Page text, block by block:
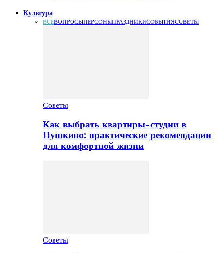
Культура
ВСЕВОПРОСЫПЕРСОНЫПРАЗДНИКИСОБЫТИЯСОВЕТЫ
Советы
Как выбрать квартиры-студии в
Пушкино: практические рекомендации
для комфортной жизни
Советы